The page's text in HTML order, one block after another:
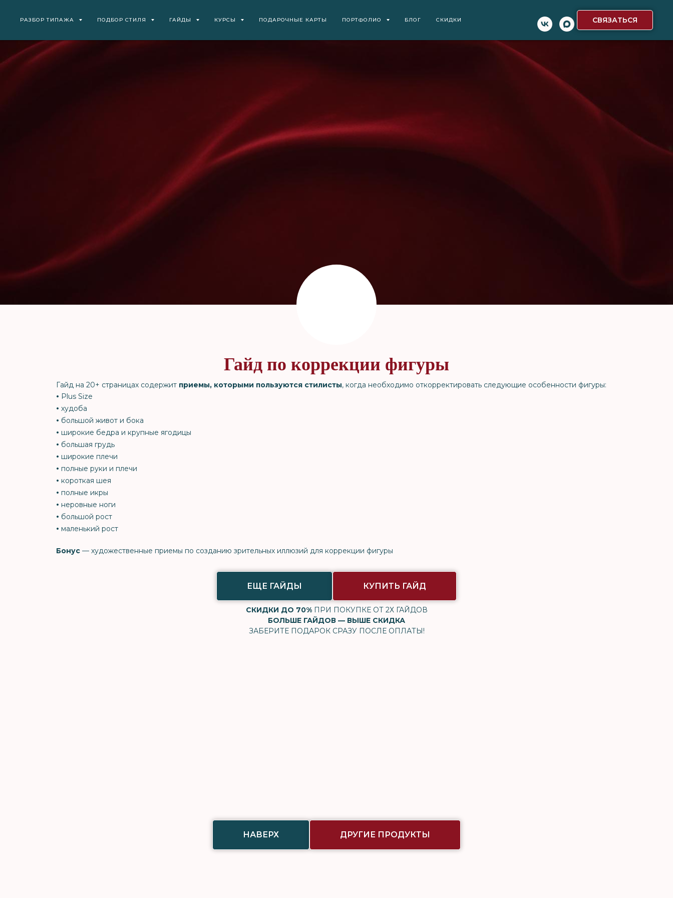
РАЗБОР ТИПАЖА ПОДБОР СТИЛЯ ГАЙДЫ КУРСЫ ПОДАРОЧНЫЕ КАРТЫ ПОРТФОЛИО БЛОГ СКИДКИ СВЯЗАТЬСЯ
Гайд по коррекции фигуры
Гайд на 20+ страницах содержит приемы, которыми пользуются стилисты, когда необходимо откорректировать следующие особенности фигуры:
• Plus Size
• худоба
• большой живот и бока
• широкие бедра и крупные ягодицы
• большая грудь
• широкие плечи
• полные руки и плечи
• короткая шея
• полные икры
• неровные ноги
• большой рост
• маленький рост
Бонус — художественные приемы по созданию зрительных иллюзий для коррекции фигуры
ЕЩЕ ГАЙДЫ КУПИТЬ ГАЙД
СКИДКИ ДО 70%ПРИ ПОКУПКЕ ОТ 2Х ГАЙДОВ
БОЛЬШЕ ГАЙДОВ — ВЫШЕ СКИДКА
ЗАБЕРИТЕ ПОДАРОК СРАЗУ ПОСЛЕ ОПЛАТЫ!
НАВЕРХ ДРУГИЕ ПРОДУКТЫ